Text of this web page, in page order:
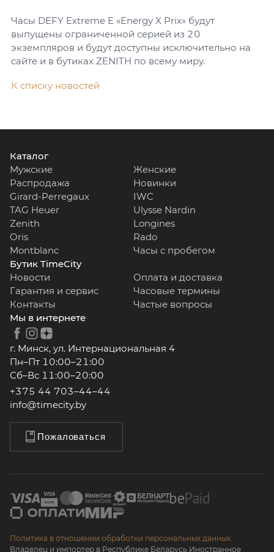
Часы DEFY Extreme E «Energy X Prix» будут
выпущены ограниченной серией из 20
экземпляров и будут доступны исключительно на
сайте и в бутиках ZENITH по всему миру.
К списку новостей
Каталог
Мужские
Женские
Распродажа
Новинки
Girard-Perregaux
IWC
TAG Heuer
Ulysse Nardin
Zenith
Longines
Oris
Rado
Montblanc
Часы с пробегом
Бутик TimeCity
Новости
Оплата и доставка
Гарантия и сервис
Часовые термины
Контакты
Частые вопросы
Мы в интернете
г. Минск, ул. Интернациональная 4
Пн–Пт 10:00–21:00
Сб–Вс 11:00–20:00
+375 44 703–44–44
info@timecity.by
Пожаловаться
Политика в отношении обработки персональных данных.
Владелец и импортер в Республике Беларусь Иностранное